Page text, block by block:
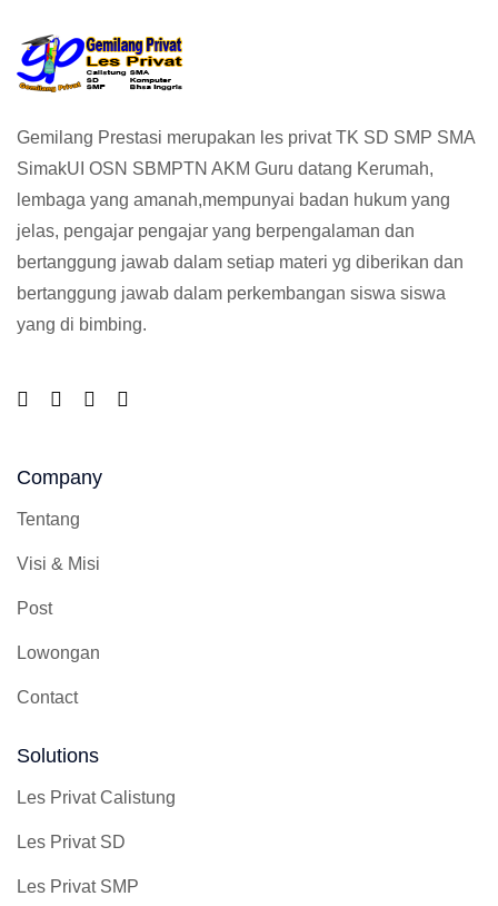
Gemilang Prestasi merupakan les privat TK SD SMP SMA
SimakUI OSN SBMPTN AKM Guru datang Kerumah,
lembaga yang amanah,mempunyai badan hukum yang
jelas, pengajar pengajar yang berpengalaman dan
bertanggung jawab dalam setiap materi yg diberikan dan
bertanggung jawab dalam perkembangan siswa siswa
yang di bimbing.
Company
Tentang
Visi & Misi
Post
Lowongan
Contact
Solutions
Les Privat Calistung
Les Privat SD
Les Privat SMP